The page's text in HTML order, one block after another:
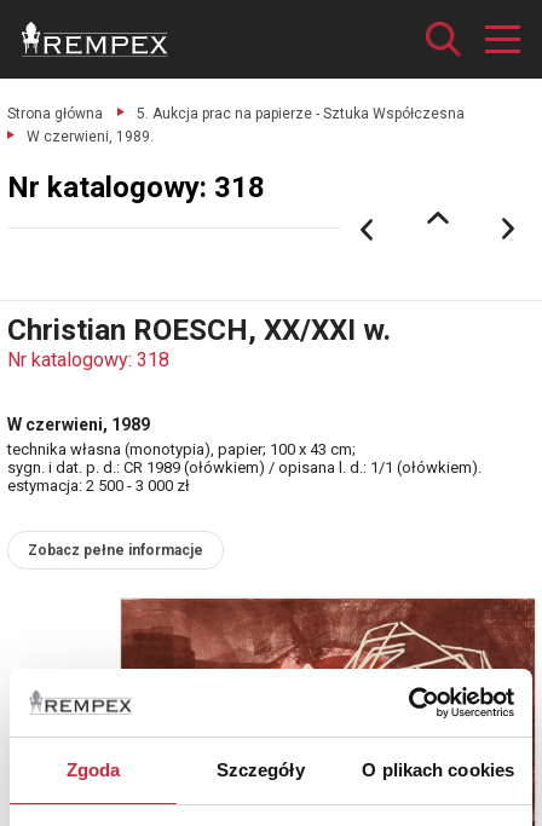
Zgoda Szczegóły O plikach cookies
Strona główna
5. Aukcja prac na papierze - Sztuka Współczesna
W czerwieni, 1989.
Nr katalogowy: 318
Christian ROESCH, XX/XXI w.
Nr katalogowy: 318
W czerwieni, 1989
technika własna (monotypia), papier; 100 x 43 cm;
sygn. i dat. p. d.: CR 1989 (ołówkiem) / opisana l. d.: 1/1 (ołówkiem).
estymacja: 2 500 - 3 000 zł
Zobacz pełne informacje